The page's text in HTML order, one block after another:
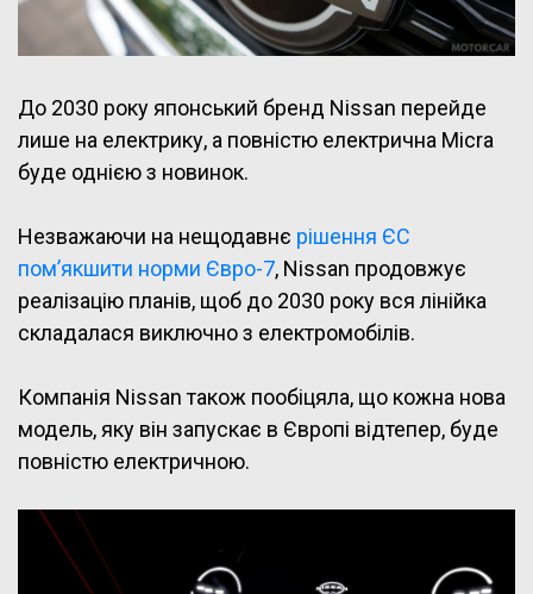
До 2030 року японський бренд Nissan перейде
лише на електрику, а повністю електрична Micra
буде однією з новинок.
Незважаючи на нещодавнє рішення ЄС
пом’якшити норми Євро-7, Nissan продовжує
реалізацію планів, щоб до 2030 року вся лінійка
складалася виключно з електромобілів.
Компанія Nissan також пообіцяла, що кожна нова
модель, яку він запускає в Європі відтепер, буде
повністю електричною.